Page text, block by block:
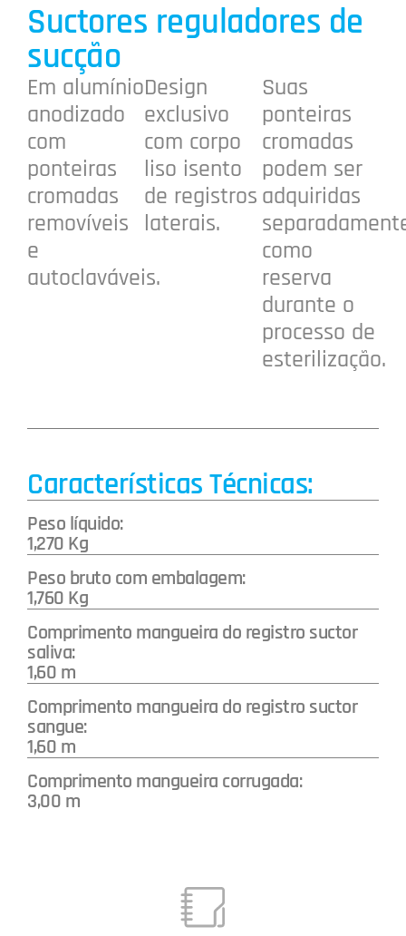
Suctores reguladores de
sucção
Em alumínio
anodizado
com
ponteiras
cromadas
removíveis
e
autoclaváveis.
Design
exclusivo
com corpo
liso isento
de registros
laterais.
Suas
ponteiras
cromadas
podem ser
adquiridas
como
reserva
durante o
processo de
esterilização.
Características Técnicas:
Peso líquido:
1,270 Kg
Peso bruto com embalagem:
1,760 Kg
Comprimento mangueira do registro suctor
saliva:
1,60 m
Comprimento mangueira do registro suctor
sangue:
1,60 m
Comprimento mangueira corrugada:
3,00 m